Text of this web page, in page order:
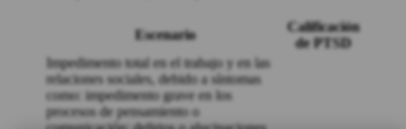
Escenario
Calificación
de PTSD
Impedimento total en el trabajo y en las
relaciones sociales, debido a síntomas
como: impedimento grave en los
procesos de pensamiento o